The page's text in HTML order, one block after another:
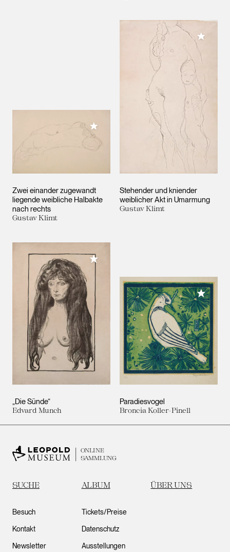
Zwei einander zugewandt
liegende weibliche Halbakte
nach rechts
Gustav Klimt
Meiner Sammlung hinzufügen
Stehender und kniender
weiblicher Akt in Umarmung
Gustav Klimt
Meiner
„Die Sünde“
Edvard Munch
Meiner Sammlung hinzufügen
Paradiesvogel
Broncia Koller-Pinell
Meiner
ONLINE
SAMMLUNG
SUCHE ALBUM ÜBER UNS
Besuch
Kontakt
Newsletter
Tickets/Preise
Datenschutz
Ausstellungen